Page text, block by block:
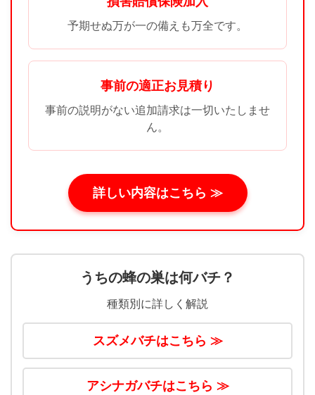
予期せぬ万が一の備えも万全です。
事前の適正お見積り
事前の説明がない追加請求は一切いたしませ
ん。
詳しい内容はこちら ≫
うちの蜂の巣は何バチ？
種類別に詳しく解説
スズメバチはこちら ≫
アシナガバチはこちら ≫